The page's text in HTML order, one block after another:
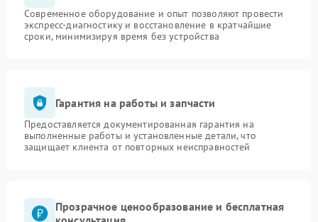
Современное оборудование и опыт позволяют провести
экспресс-диагностику и восстановление в кратчайшие
сроки, минимизируя время без устройства
Гарантия на работы и запчасти
Предоставляется документированная гарантия на
выполненные работы и установленные детали, что
защищает клиента от повторных неисправностей
Прозрачное ценообразование и бесплатная